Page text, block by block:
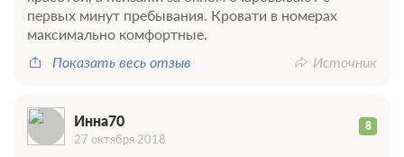
первых минут пребывания. Кровати в номерах
максимально комфортные.
Показать весь отзыв
Источник
Инна70 8
27 октября 2018